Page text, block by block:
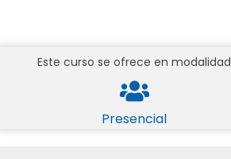
Este curso se ofrece en modalidad
Presencial